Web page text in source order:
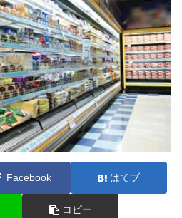
Facebook はてブ
コピー